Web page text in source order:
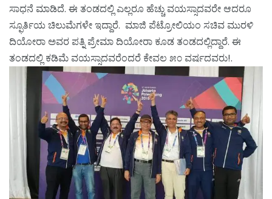
ಸಾಧನೆ ಮಾಡಿದೆ. ಈ ತಂಡದಲ್ಲಿ ಎಲ್ಲರೂ ಹೆಚ್ಚು ವಯಸ್ಸಾದವರೇ ಆದರೂ
ಸ್ಫೂರ್ತಿಯ ಚಿಲುಮೆಗಳೇ ಇದ್ದಾರೆ. ಮಾಜಿ ಪೆಟ್ರೋಲಿಯಂ ಸಚಿವ ಮುರಳಿ
ದಿಯೋರಾ ಅವರ ಪತ್ನಿ ಪ್ರೇಮಾ ದಿಯೋರಾ ಕೂಡ ತಂಡದಲ್ಲಿದ್ದಾರೆ. ಈ
ತಂಡದಲ್ಲಿ ಕಡಿಮೆ ವಯಸ್ಸಾದವರೆಂದರೆ ಕೇವಲ ೫೦ ವರ್ಷದವರು!.